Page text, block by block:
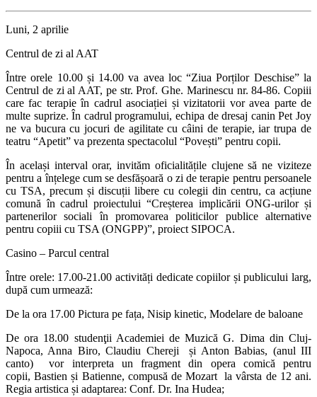
Luni, 2 aprilie
Centrul de zi al AAT
Între orele 10.00 și 14.00 va avea loc “Ziua Porților Deschise” la
Centrul de zi al AAT, pe str. Prof. Ghe. Marinescu nr. 84-86. Copiii
care fac terapie în cadrul asociației și vizitatorii vor avea parte de
multe suprize. În cadrul programului, echipa de dresaj canin Pet Joy
ne va bucura cu jocuri de agilitate cu câini de terapie, iar trupa de
teatru “Apetit” va prezenta spectacolul “Povești” pentru copii.
În același interval orar, invităm oficialitățile clujene să ne viziteze
pentru a înțelege cum se desfășoară o zi de terapie pentru persoanele
cu TSA, precum și discuții libere cu colegii din centru, ca acțiune
comună în cadrul proiectului “Creșterea implicării ONG-urilor și
partenerilor sociali în promovarea politicilor publice alternative
pentru copiii cu TSA (ONGPP)”, proiect SIPOCA.
Casino – Parcul central
Între orele: 17.00-21.00 activități dedicate copiilor și publicului larg,
după cum urmează:
De la ora 17.00 Pictura pe fața, Nisip kinetic, Modelare de baloane
De ora 18.00 studenţii Academiei de Muzică G. Dima din Cluj-
Napoca, Anna Biro, Claudiu Chereji și Anton Babias, (anul III
canto) vor interpreta un fragment din opera comică pentru
copii, Bastien și Batienne, compusă de Mozart la vârsta de 12 ani.
Regia artistica și adaptarea: Conf. Dr. Ina Hudea;